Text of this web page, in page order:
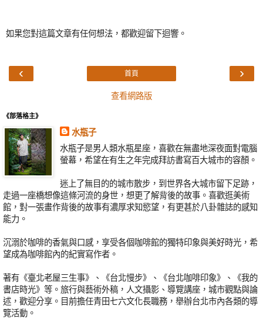
如果您對這篇文章有任何想法，都歡迎留下迴響。
‹ ›
首頁
查看網路版
《部落格主》
水瓶子
水瓶子是男人類水瓶星座，喜歡在無盡地深夜面對電腦
螢幕，希望在有生之年完成拜訪書寫百大城市的容顏。
迷上了無目的的城市散步，到世界各大城市留下足跡，
走過一座橋想像這條河流的身世，想更了解背後的故事。喜歡逛美術
館，對一張畫作背後的故事有濃厚求知慾望，有更甚於八卦雜誌的感知
能力。
沉溺於咖啡的香氣與口感，享受各個咖啡館的獨特印象與美好時光，希
望成為咖啡館內的紀實寫作者。
著有《臺北老屋三生事》、《台北慢步》、《台北咖啡印象》、《我的
書店時光》等。旅行與藝術外稿，人文攝影、導覽講座，城市觀點與論
述，歡迎分享。目前擔任青田七六文化長職務，舉辦台北市內各類的導
覽活動。